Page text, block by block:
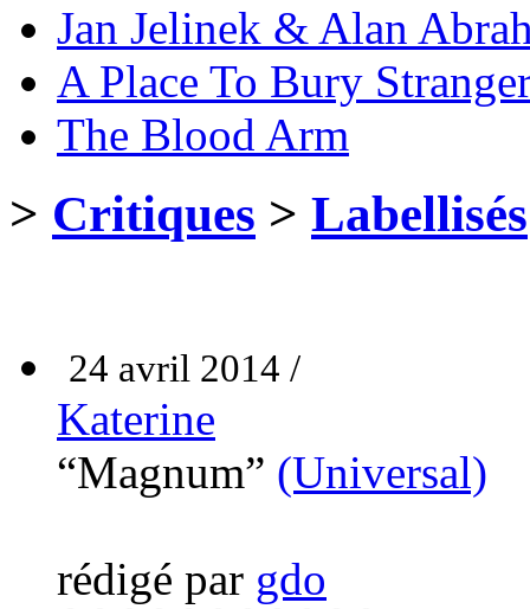
Jan Jelinek & Alan
A Place To Bury
The Blood Arm
> Critiques > Labellisés
24 avril 2014 /
Katerine
“Magnum” (Universal)
rédigé par gdo